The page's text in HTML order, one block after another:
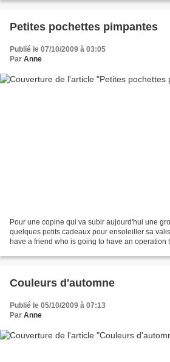
Petites pochettes pimpantes
Publié le 07/10/2009 à 03:05
Par Anne
Pour une copine qui va subir aujourd'hui une
quelques petits cadeaux pour ensoleiller sa
have a friend who is going to have an operation
Couleurs d'automne
Publié le 05/10/2009 à 07:13
Par Anne